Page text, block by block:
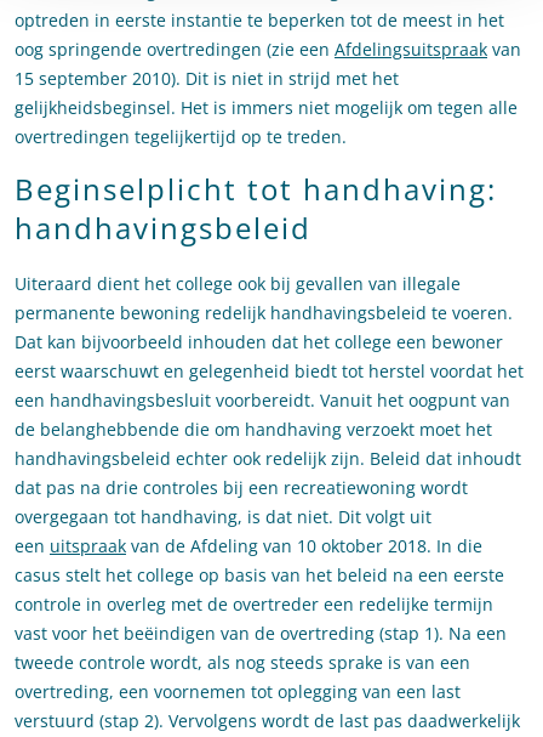
optreden in eerste instantie te beperken tot de meest in het
oog springende overtredingen (zie een Afdelingsuitspraak van
15 september 2010). Dit is niet in strijd met het
gelijkheidsbeginsel. Het is immers niet mogelijk om tegen alle
overtredingen tegelijkertijd op te treden.
Beginselplicht tot handhaving:
handhavingsbeleid
Uiteraard dient het college ook bij gevallen van illegale
permanente bewoning redelijk handhavingsbeleid te voeren.
Dat kan bijvoorbeeld inhouden dat het college een bewoner
eerst waarschuwt en gelegenheid biedt tot herstel voordat het
een handhavingsbesluit voorbereidt. Vanuit het oogpunt van
de belanghebbende die om handhaving verzoekt moet het
handhavingsbeleid echter ook redelijk zijn. Beleid dat inhoudt
dat pas na drie controles bij een recreatiewoning wordt
overgegaan tot handhaving, is dat niet. Dit volgt uit
een uitspraak van de Afdeling van 10 oktober 2018. In die
casus stelt het college op basis van het beleid na een eerste
controle in overleg met de overtreder een redelijke termijn
vast voor het beëindigen van de overtreding (stap 1). Na een
tweede controle wordt, als nog steeds sprake is van een
overtreding, een voornemen tot oplegging van een last
verstuurd (stap 2). Vervolgens wordt de last pas daadwerkelijk